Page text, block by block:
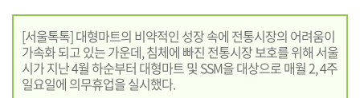
털 R
복
사
유
하
기
크
게
변
경
하
기
작
경
하
[서울톡톡] 대형마트의 비약적인 성장 속에 전통시장의 어려움이
가속화 되고 있는 가운데, 침체에 빠진 전통시장 보호를 위해 서울
시가 지난 4월 하순부터 대형마트 및 SSM을 대상으로 매월 2, 4주
일요일에 의무휴업을 실시했다.